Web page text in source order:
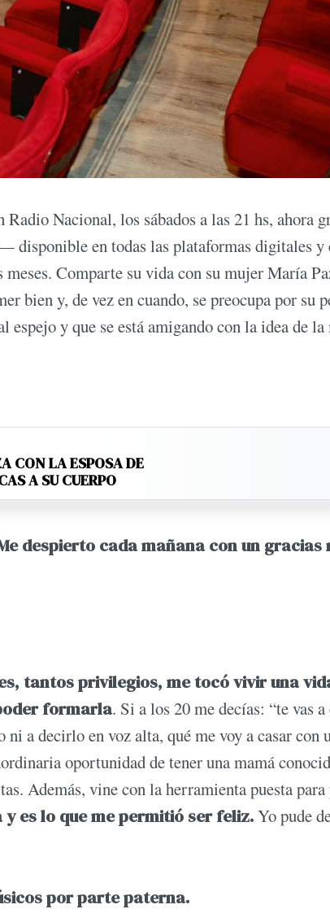
Nacional, los sábados a las 21 hs, ahora
en todas las plataformas digitales y
Comparte su vida con su mujer María
bien y, de vez en cuando, se preocupa por su
espejo y que se está amigando con la idea de
CON LA ESPOSA DE
A SU CUERPO
despierto cada mañana con un gracias
tantos privilegios, me tocó vivir una
formarla. Si a los 20 me decías: “te vas a
a decirlo en voz alta, qué me voy a casar con
oportunidad de tener una mamá
Además, vine con la herramienta puesta para
es lo que me permitió ser feliz.Yo pude
por parte paterna.